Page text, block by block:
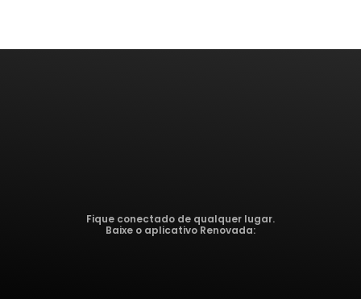
Fique conectado de qualquer lugar.
Baixe o aplicativo Renovada: